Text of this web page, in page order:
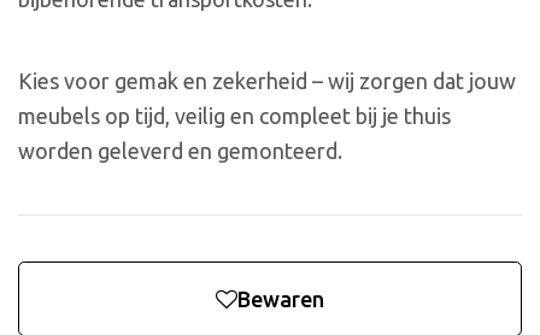
Kies voor gemak en zekerheid – wij zorgen dat jouw
meubels op tijd, veilig en compleet bij je thuis
worden geleverd en gemonteerd.
Bewaren